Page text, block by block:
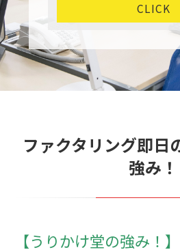
CLICK
ファクタリング即日
強み！
【うりかけ堂の強み！】